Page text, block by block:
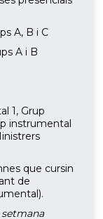
A, B i C
A i B
1, Grup
instrumental
que cursin
de